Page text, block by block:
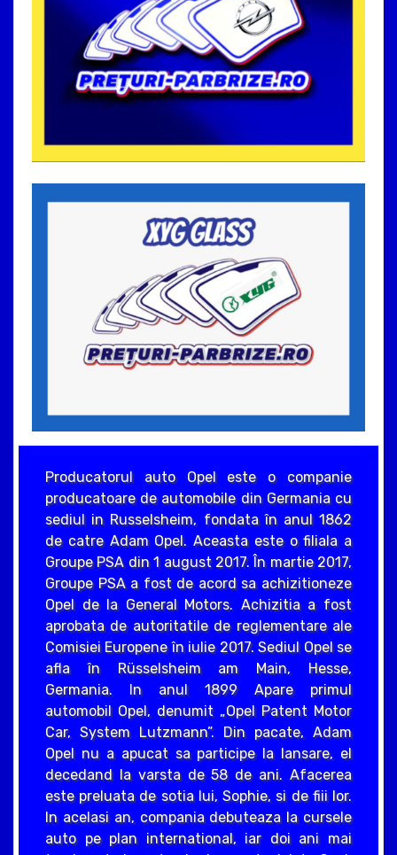
Producatorul auto Opel este o companie
producatoare de automobile din Germania cu
sediul in Russelsheim, fondata în anul 1862
de catre Adam Opel. Aceasta este o filiala a
Groupe PSA din 1 august 2017. În martie 2017,
Groupe PSA a fost de acord sa achizitioneze
Opel de la General Motors. Achizitia a fost
aprobata de autoritatile de reglementare ale
Comisiei Europene în iulie 2017. Sediul Opel se
afla în Rüsselsheim am Main, Hesse,
Germania. In anul 1899 Apare primul
automobil Opel, denumit „Opel Patent Motor
Car, System Lutzmann”. Din pacate, Adam
Opel nu a apucat sa participe la lansare, el
decedand la varsta de 58 de ani. Afacerea
este preluata de sotia lui, Sophie, si de fiii lor.
In acelasi an, compania debuteaza la cursele
auto pe plan international, iar doi ani mai